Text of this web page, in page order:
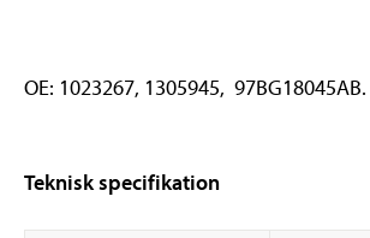
OE: 1023267, 1305945, 97BG18045AB.
Teknisk specifikation